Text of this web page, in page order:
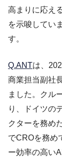
高まりに応え
を示唆してい
す。
Q.ANTは、
商業担当副社
ました。クル
り、ドイツの
クターを務め
でCROを務め
ー効率の高い